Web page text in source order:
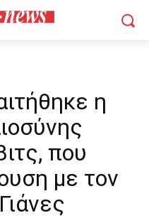
η
που
με τον